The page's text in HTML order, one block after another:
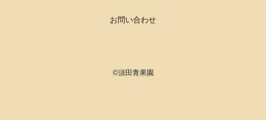
お問い合わせ
©須田青果園